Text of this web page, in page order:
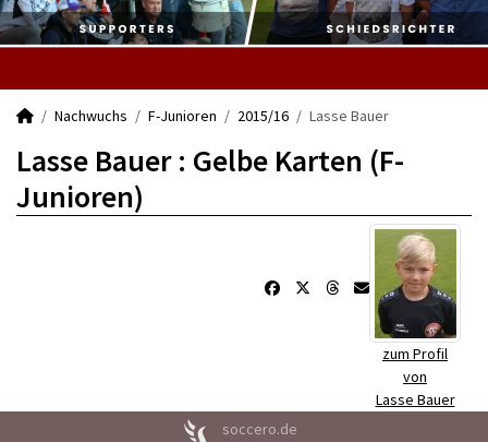
Nachwuchs F-Junioren 2015/16 Lasse Bauer
Lasse Bauer : Gelbe Karten (F-
Junioren)
zum Profil
von
Lasse Bauer
soccero.de